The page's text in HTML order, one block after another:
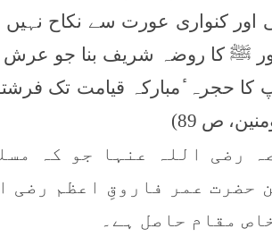
اور کنواری عورت سے نکاح نہیں
ﷺ کا روضہ شریف بنا جو
کا حجرہ ٔمبارکہ قیامت تک
ص 89)
رضی اللہ عنہا جو کہ
حضرت عمر فاروقِ اعظم رضی
مقام حاصل ہے۔